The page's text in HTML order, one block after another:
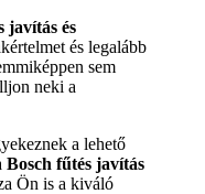
javítás és
és legalább
sem
neki a
a lehető
Bosch fűtés javítás
Ön is a kiváló